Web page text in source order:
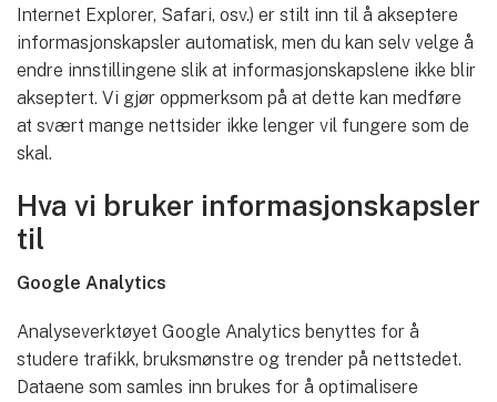
Internet Explorer, Safari, osv.) er stilt inn til å akseptere
informasjonskapsler automatisk, men du kan selv velge å
endre innstillingene slik at informasjonskapslene ikke blir
akseptert. Vi gjør oppmerksom på at dette kan medføre
at svært mange nettsider ikke lenger vil fungere som de
skal.
Hva vi bruker informasjonskapsler
til
Google Analytics
Analyseverktøyet Google Analytics benyttes for å
studere trafikk, bruksmønstre og trender på nettstedet.
Dataene som samles inn brukes for å optimalisere